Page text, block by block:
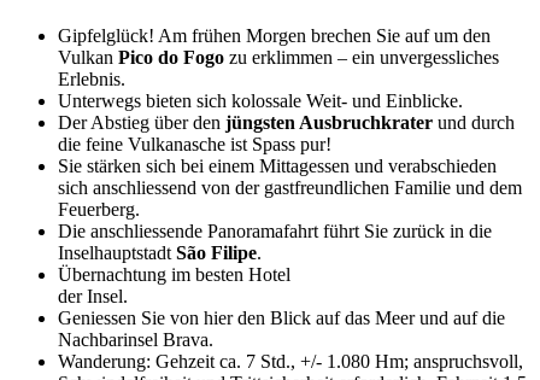
Gipfelglück! Am frühen Morgen brechen Sie auf um den
Vulkan Pico do Fogo zu erklimmen – ein unvergessliches
Erlebnis.
Unterwegs bieten sich kolossale Weit- und Einblicke.
Der Abstieg über den jüngsten Ausbruchkrater und durch
die feine Vulkanasche ist Spass pur!
Sie stärken sich bei einem Mittagessen und verabschieden
sich anschliessend von der gastfreundlichen Familie und dem
Feuerberg.
Die anschliessende Panoramafahrt führt Sie zurück in die
Inselhauptstadt São Filipe.
Übernachtung im besten Hotel
der Insel.
Geniessen Sie von hier den Blick auf das Meer und auf die
Nachbarinsel Brava.
Wanderung: Gehzeit ca. 7 Std., +/- 1.080 Hm; anspruchsvoll,